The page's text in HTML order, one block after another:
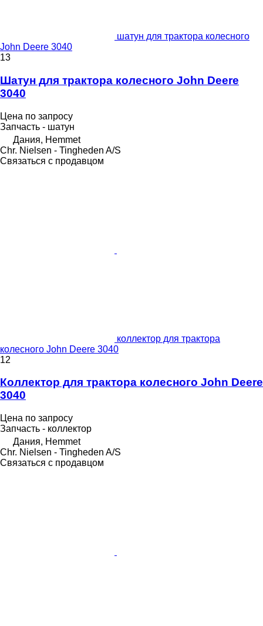
шатун для трактора колесного
John Deere 3040
13
Шатун для трактора колесного John Deere
3040
Цена по запросу
Запчасть - шатун
Дания, Hemmet
Chr. Nielsen - Tingheden A/S
Связаться с продавцом
коллектор для трактора
колесного John Deere 3040
12
Коллектор для трактора колесного John Deere
3040
Цена по запросу
Запчасть - коллектор
Дания, Hemmet
Chr. Nielsen - Tingheden A/S
Связаться с продавцом